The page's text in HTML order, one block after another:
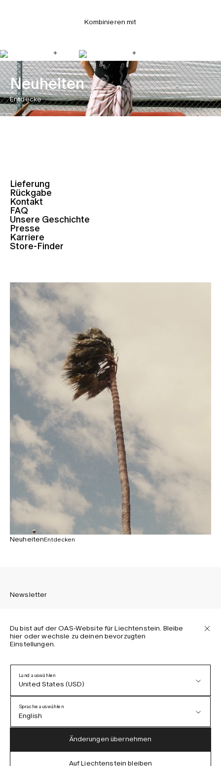
Kombinieren mit
Neuheiten
Entdecke
Lieferung
Rückgabe
Kontakt
FAQ
Unsere Geschichte
Presse
Karriere
Store-Finder
NeuheitenEntdecken
Newsletter
Melden Sie sich an, um die neuesten Informationen über
Datenschutzerklärung
AGB
Barrierefreiheit
Cookie-Richtlinie
Du bist auf der OAS-Website für Liechtenstein. Bleibe
hier oder wechsle zu deinen bevorzugten
Einstellungen.
Land auswählen
United States (USD)
Austria (EUR)
Sprache auswählen
English
German
Änderungen übernehmen
Auf Liechtenstein bleiben